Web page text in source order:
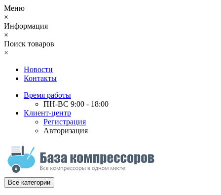
Меню
×
Информация
×
Поиск товаров
×
Новости
Контакты
Время работы
ПН-ВС 9:00 - 18:00
Клиент-центр
Регистрация
Авторизация
Все категории